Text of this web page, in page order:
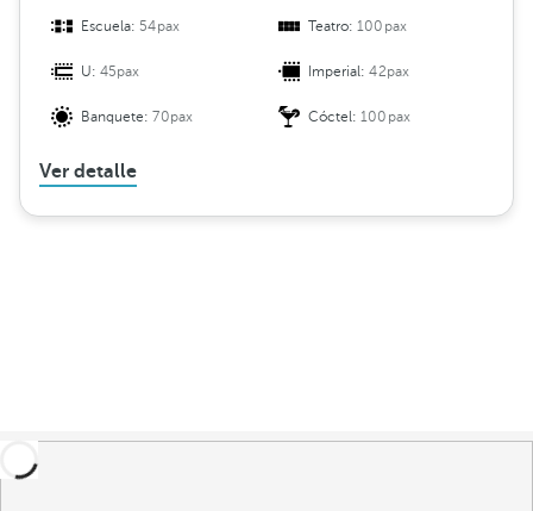
Escuela: 54pax Teatro:100pax
U:45pax Imperial:42pax
Banquete:70pax Cóctel:100pax
Ver detalle